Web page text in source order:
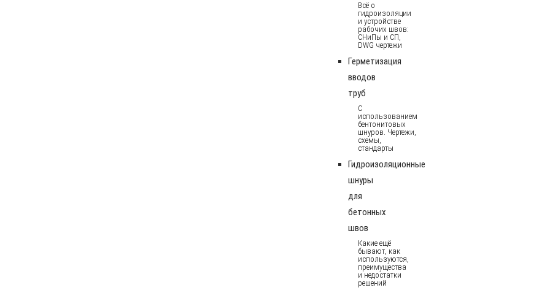
Всё о
гидроизоляции
и устройстве
рабочих швов:
СНиПы и СП,
DWG чертежи
Герметизация
вводов
труб
С
использованием
бентонитовых
шнуров. Чертежи,
схемы,
стандарты
Гидроизоляционные
шнуры
для
бетонных
швов
Какие ещё
бывают, как
используются,
преимущества
и недостатки
решений